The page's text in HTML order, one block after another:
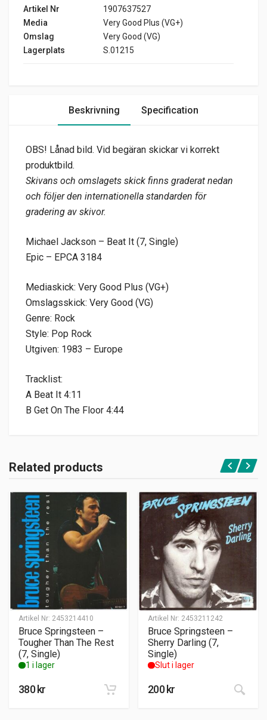
Artikel Nr
1907637527
Media
Very Good Plus (VG+)
Omslag
Very Good (VG)
Lagerplats
S.01215
Beskrivning Specification
OBS! Lånad bild. Vid begäran skickar vi korrekt
produktbild.
Skivans och omslagets skick finns graderat nedan
och följer den internationella standarden för
gradering av skivor.
Michael Jackson – Beat It (7, Single)
Epic – EPCA 3184
Mediaskick: Very Good Plus (VG+)
Omslagsskick: Very Good (VG)
Genre: Rock
Style: Pop Rock
Utgiven: 1983 – Europe
Tracklist:
A Beat It 4:11
B Get On The Floor 4:44
Related products
Artikel Nr: 2453214410
Bruce Springsteen –
Tougher Than The Rest
(7, Single)
1 i lager
380 kr
Artikel Nr: 2453211242
Bruce Springsteen –
Sherry Darling (7,
Single)
Slut i lager
200 kr